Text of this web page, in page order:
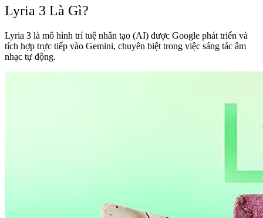
Lyria 3 Là Gì?
Lyria 3 là mô hình trí tuệ nhân tạo (AI) được Google phát triển và
tích hợp trực tiếp vào Gemini, chuyên biệt trong việc sáng tác âm
nhạc tự động.